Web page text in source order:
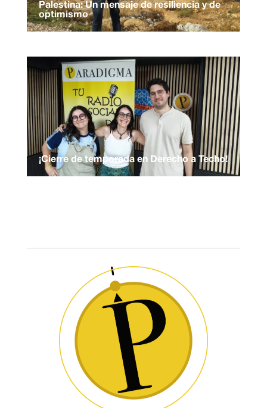
Palestina: Un mensaje de resiliencia y de
optimismo
¡Cierre de temporada en Derecho a Techo!